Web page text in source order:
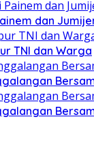
dan
TNI dan Warga